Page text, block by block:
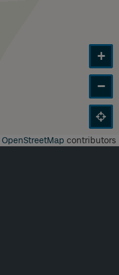
+
−
OpenStreetMap contributors